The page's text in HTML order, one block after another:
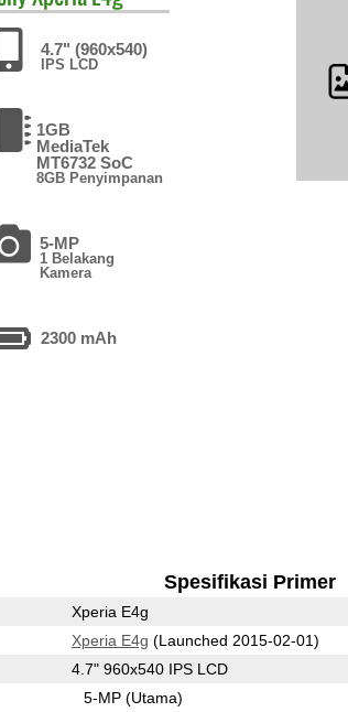
4.7" (960x540)
IPS LCD
1GB
MediaTek
MT6732 SoC
8GB Penyimpanan
5-MP
1 Belakang
Kamera
2300 mAh
Spesifikasi Primer
Xperia E4g
Xperia E4g (Launched 2015-02-01)
4.7" 960x540 IPS LCD
5-MP(Utama)